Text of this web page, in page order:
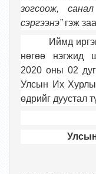
зогсоож,
сэргээнэ”гэж
Иймд
нөгөө нэгжид
2020 оны 02
Улсын Их
өдрийг дуустал